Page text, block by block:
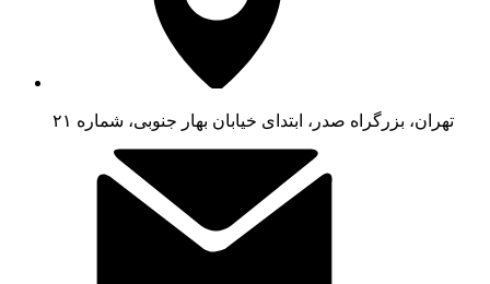
تهران، بزرگراه صدر، ابتدای خیابان بهار جنوبی، شماره ۲۱